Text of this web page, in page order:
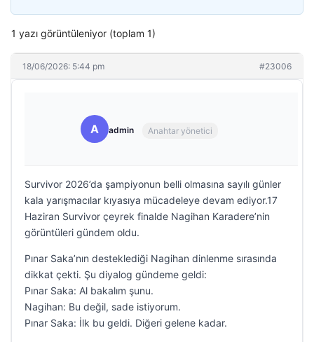
1 yazı görüntüleniyor (toplam 1)
18/06/2026: 5:44 pm #23006
A admin Anahtar yönetici
Survivor 2026’da şampiyonun belli olmasına sayılı günler
kala yarışmacılar kıyasıya mücadeleye devam ediyor.17
Haziran Survivor çeyrek finalde Nagihan Karadere’nin
görüntüleri gündem oldu.
Pınar Saka’nın desteklediği Nagihan dinlenme sırasında
dikkat çekti. Şu diyalog gündeme geldi:
Pınar Saka: Al bakalım şunu.
Nagihan: Bu değil, sade istiyorum.
Pınar Saka: İlk bu geldi. Diğeri gelene kadar.